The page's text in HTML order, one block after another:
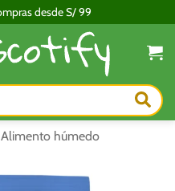
desde S/ 99
Alimento húmedo